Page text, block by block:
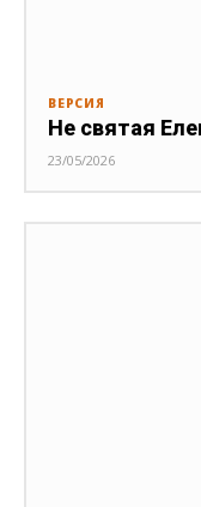
ВЕРСИЯ
Не святая
23/05/2026